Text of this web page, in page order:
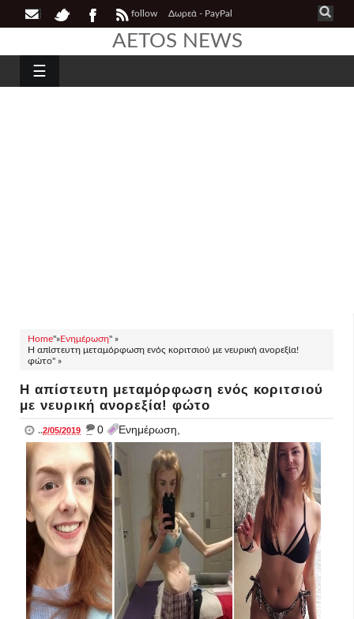
follow Δωρεά - PayPal
AETOS NEWS
☰
Home"»Ενημέρωση" »
Η απίστευτη μεταμόρφωση ενός κοριτσιού με νευρική ανορεξία!
φώτο" »
Η απίστευτη μεταμόρφωση ενός κοριτσιού
με νευρική ανορεξία! φώτο
..2/05/2019 _ 0 Ενημέρωση,